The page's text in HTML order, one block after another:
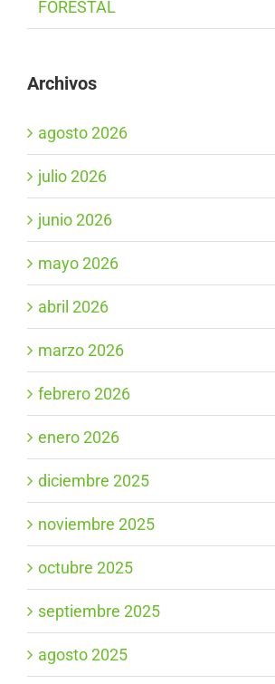
FORESTAL
Archivos
agosto 2026
julio 2026
junio 2026
mayo 2026
abril 2026
marzo 2026
febrero 2026
enero 2026
diciembre 2025
noviembre 2025
octubre 2025
septiembre 2025
agosto 2025